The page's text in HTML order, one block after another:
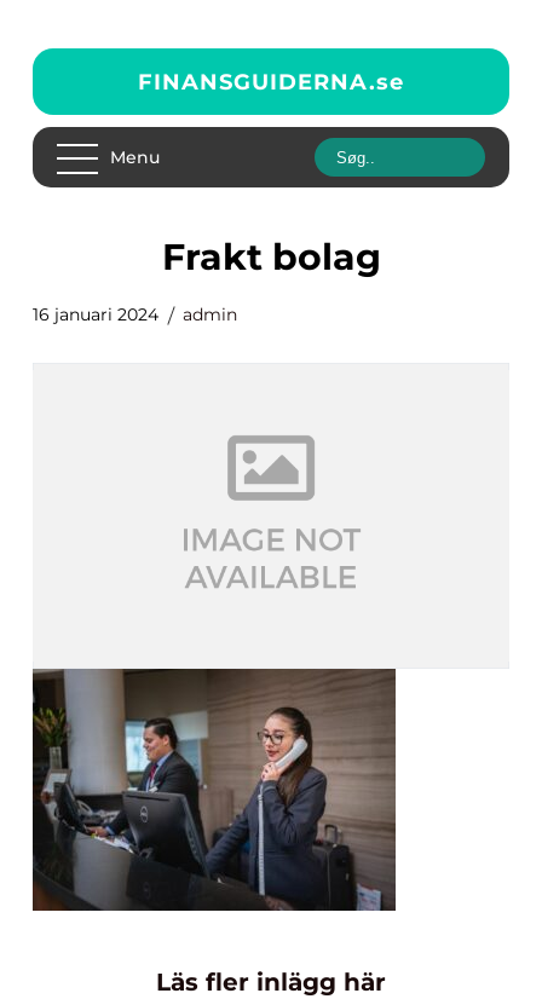
FINANSGUIDERNA.se
Menu
frakt bolag
16 januari 2024 admin
Läs fler inlägg här